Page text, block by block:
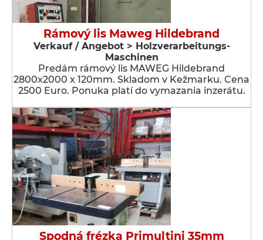
Rámový lis Maweg Hildebrand
Verkauf / Angebot > Holzverarbeitungs-
Maschinen
Predám rámový lis MAWEG Hildebrand
2800x2000 x 120mm. Skladom v Kežmarku. Cena
2500 Euro. Ponuka platí do vymazania inzerátu.
Spodná frézka Primultini 35mm